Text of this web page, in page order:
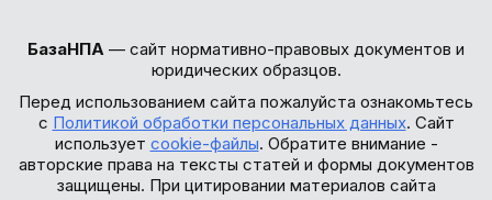
БазаНПА — сайт нормативно-правовых документов и
юридических образцов.
Перед использованием сайта пожалуйста ознакомьтесь
с Политикой обработки персональных данных. Сайт
использует cookie-файлы. Обратите внимание -
авторские права на тексты статей и формы документов
защищены. При цитировании материалов сайта